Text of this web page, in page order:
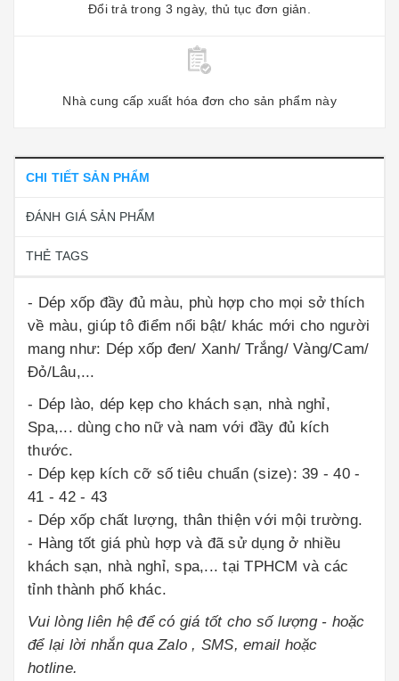
Đổi trả trong 3 ngày, thủ tục đơn giản.
Nhà cung cấp xuất hóa đơn cho sản phẩm này
CHI TIẾT SẢN PHẨM
ĐÁNH GIÁ SẢN PHẨM
THẺ TAGS
- Dép xốp đầy đủ màu, phù hợp cho mọi sở thích
về màu, giúp tô điểm nổi bật/ khác mới cho người
mang như: Dép xốp đen/ Xanh/ Trắng/ Vàng/Cam/
Đỏ/Lâu,...
- Dép lào, dép kẹp cho khách sạn, nhà nghỉ,
Spa,... dùng cho nữ và nam với đầy đủ kích
thước.
- Dép kẹp kích cỡ số tiêu chuẩn (size): 39 - 40 -
41 - 42 - 43
- Dép xốp chất lượng, thân thiện với mội trường.
- Hàng tốt giá phù hợp và đã sử dụng ở nhiều
khách sạn, nhà nghỉ, spa,... tại TPHCM và các
tỉnh thành phố khác.
Vui lòng liên hệ để có giá tốt cho số lượng - hoặc
để lại lời nhắn qua Zalo , SMS, email hoặc
hotline.